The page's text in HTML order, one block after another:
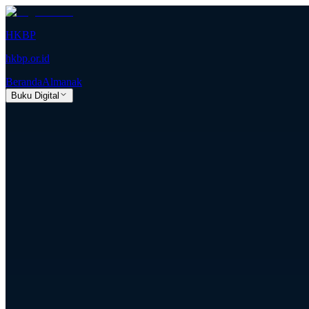
HKBP
hkbp.or.id
BerandaAlmanak
Buku Digital